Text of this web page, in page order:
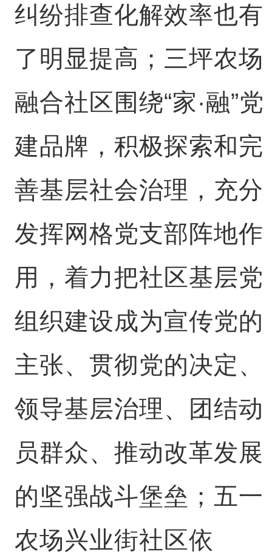
纠纷排查化解效率也有
了明显提高；三坪农场
融合社区围绕“家·融”党
建品牌，积极探索和完
善基层社会治理，充分
发挥网格党支部阵地作
用，着力把社区基层党
组织建设成为宣传党的
主张、贯彻党的决定、
领导基层治理、团结动
员群众、推动改革发展
的坚强战斗堡垒；五一
农场兴业街社区依